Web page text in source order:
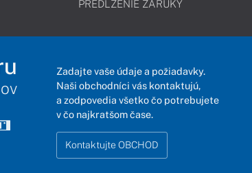
PREDĹŽENIE ZÁRUKY
Zadajte vaše údaje a požiadavky.
Naši obchodníci vás kontaktujú,
a zodpovedia všetko čo potrebujete
v čo najkratšom čase.
Kontaktujte OBCHOD